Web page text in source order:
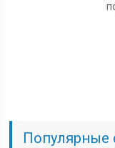
Популярные